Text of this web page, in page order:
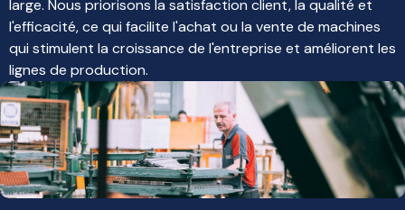
large. Nous priorisons la satisfaction client, la qualité et
l'efficacité, ce qui facilite l'achat ou la vente de machines
qui stimulent la croissance de l'entreprise et améliorent les
lignes de production.